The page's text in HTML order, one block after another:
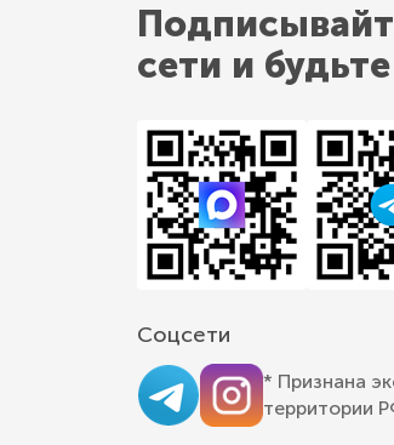
сети и
Соцсети
* Признана
территории